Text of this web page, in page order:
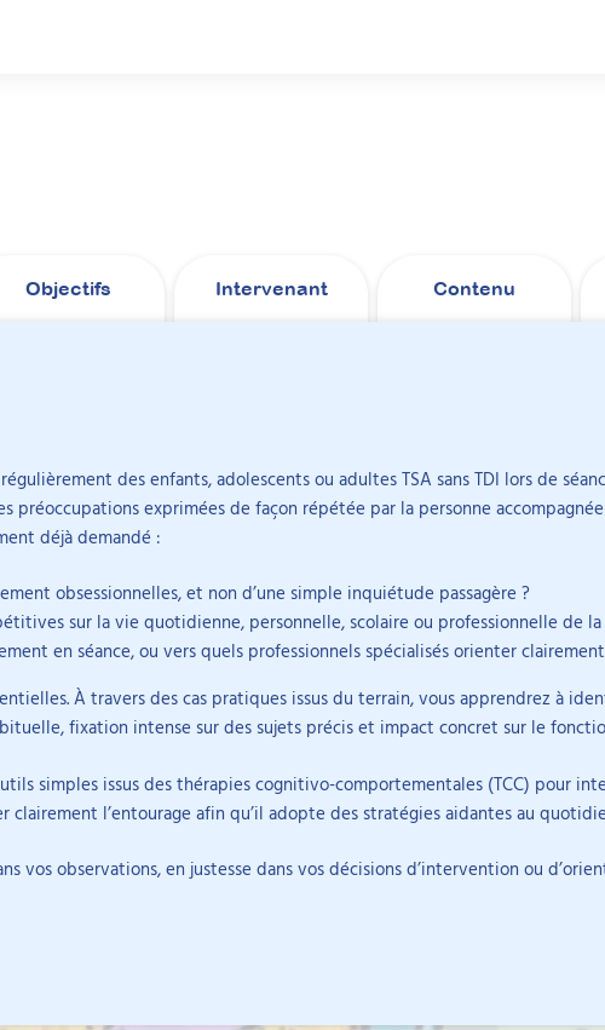
Objectifs Intervenant Contenu
des enfants, adolescents ou adultes TSA sans TDI lors de
préoccupations exprimées de façon répétée par la personne
déjà demandé :
obsessionnelles, et non d’une simple inquiétude passagère ?
sur la vie quotidienne, personnelle, scolaire ou professionnelle de la
en séance, ou vers quels professionnels spécialisés orienter
À travers des cas pratiques issus du terrain, vous apprendrez à
fixation intense sur des sujets précis et impact concret sur le
simples issus des thérapies cognitivo-comportementales (TCC) pour
clairement l’entourage afin qu’il adopte des stratégies aidantes au
vos observations, en justesse dans vos décisions d’intervention ou
la présence de pensées réellement obsessionnelles
sur la vie quotidienne (personnelle, scolaire ou professionnelle)
avec les outils issus des TCC, ou vers quels professionnels orienter
Elle est titulaire
et
d’adultes. Elle a
adulte au CHU de
notamment
et la pleine
chaotique et au besoin de contrôle.
ruminations et de l’anxiété.
et régulation affective fragile.
limitant la gestion des émotions.
culpabilité et sur-responsabilisation.
l’analyse fonctionnelle et l’exposition avec habituation.
et de tolérance à l’échec pour canaliser les pensées.
TND
du thème.